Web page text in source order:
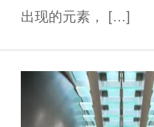
出现的元素， […]